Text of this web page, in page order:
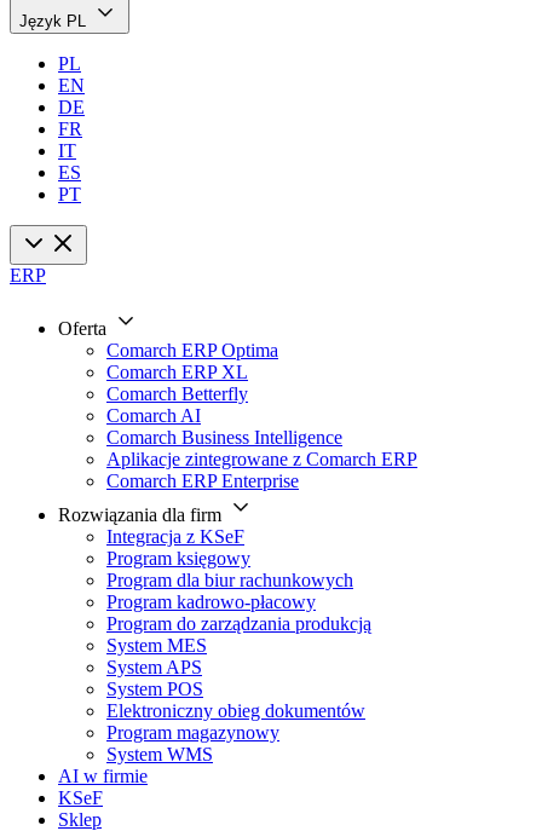
Język PL
PL
EN
DE
FR
IT
ES
PT
ERP
Oferta
Comarch ERP Optima
Comarch ERP XL
Comarch Betterfly
Comarch AI
Comarch Business Intelligence
Aplikacje zintegrowane z Comarch ERP
Comarch ERP Enterprise
Rozwiązania dla firm
Integracja z KSeF
Program księgowy
Program dla biur rachunkowych
Program kadrowo-płacowy
Program do zarządzania produkcją
System MES
System APS
System POS
Elektroniczny obieg dokumentów
Program magazynowy
System WMS
AI w firmie
KSeF
Sklep